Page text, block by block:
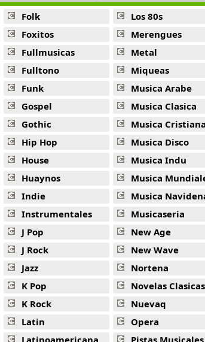
Folk
Foxitos
Fullmusicas
Fulltono
Funk
Gospel
Gothic
Hip Hop
House
Huaynos
Indie
Instrumentales
J Pop
J Rock
Jazz
K Pop
K Rock
Latin
Latinoamericana
Los 80s
Merengues
Metal
Miqueas
Musica Arabe
Musica Clasica
Musica Cristiana
Musica Disco
Musica Indu
Musica
Musica
Musicaseria
New Age
New Wave
Nortena
Novelas Clasicas
Nuevaq
Opera
Pistas Musicales